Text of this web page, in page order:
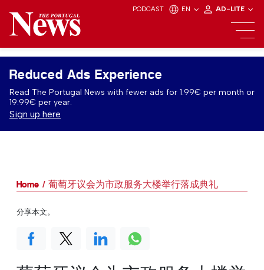
PODCAST EN AD-LITE
Reduced Ads Experience
Read The Portugal News with fewer ads for 1.99€ per month or
19.99€ per year.
Sign up here
Home 葡萄牙议会为市政服务大楼举行落成典礼
分享本文。